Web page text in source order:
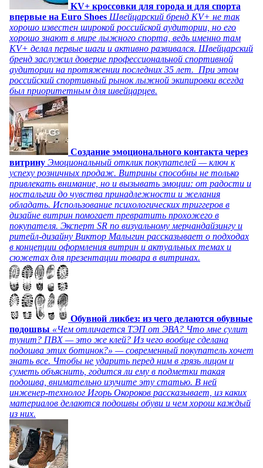
KV+ кроссовки для города и для спорта
впервые на Euro Shoes Швейцарский бренд KV+ не так
хорошо известен широкой российской аудитории, но его
хорошо знают в мире лыжного спорта, ведь именно там
KV+ делал первые шаги и активно развивался. Швейцарский
бренд заслужил доверие профессиональной спортивной
аудитории на протяжении последних 35 лет. При этом
российский спортивный рынок лыжной экипировки всегда
был приоритетным для швейцарцев.
Создание эмоционального контакта через
витрину Эмоциональный отклик покупателей — ключ к
успеху розничных продаж. Витрины способны не только
привлекать внимание, но и вызывать эмоции: от радости и
ностальгии до чувства принадлежности и желания
обладать. Использование психологических триггеров в
дизайне витрин помогает превратить прохожего в
покупателя. Эксперт SR по визуальному мерчандайзингу и
ритейл-дизайну Виктор Малыгин рассказывает о подходах
в концепции оформления витрин и актуальных темах и
сюжетах для презентации товара в витринах.
Обувной ликбез: из чего делаются обувные
подошвы «Чем отличается ТЭП от ЭВА? Что мне сулит
тунит? ПВХ — это же клей? Из чего вообще сделана
подошва этих ботинок?» — современный покупатель хочет
знать все. Чтобы не ударить перед ним в грязь лицом и
суметь объяснить, годится ли ему в подметки такая
подошва, внимательно изучите эту статью. В ней
инженер-технолог Игорь Окороков рассказывает, из каких
материалов делаются подошвы обуви и чем хорош каждый
из них.